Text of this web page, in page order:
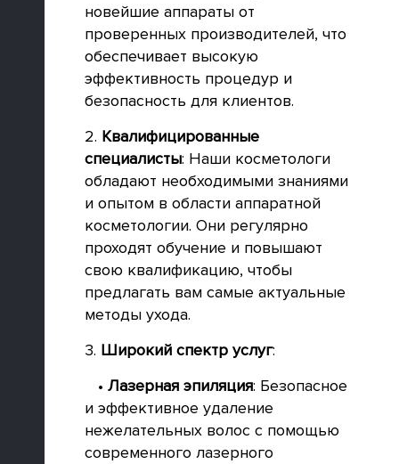
новейшие аппараты от
проверенных производителей, что
обеспечивает высокую
эффективность процедур и
безопасность для клиентов.
2. Квалифицированные
специалисты: Наши косметологи
обладают необходимыми знаниями
и опытом в области аппаратной
косметологии. Они регулярно
проходят обучение и повышают
свою квалификацию, чтобы
предлагать вам самые актуальные
методы ухода.
3. Широкий спектр услуг:
• Лазерная эпиляция: Безопасное
и эффективное удаление
нежелательных волос с помощью
современного лазерного